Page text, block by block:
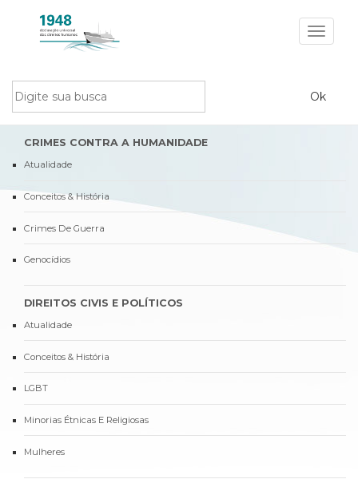
Toggle
CRIMES CONTRA A HUMANIDADE
Atualidade
Conceitos & História
Crimes De Guerra
Genocídios
DIREITOS CIVIS E POLÍTICOS
Atualidade
Conceitos & História
LGBT
Minorias Étnicas E Religiosas
Mulheres